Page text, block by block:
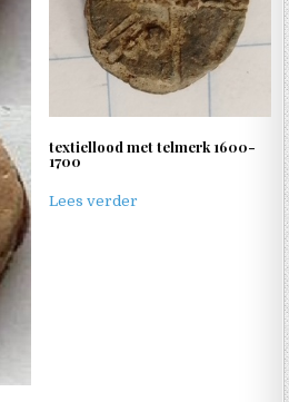
textiellood met telmerk 1600-
1700
Lees verder